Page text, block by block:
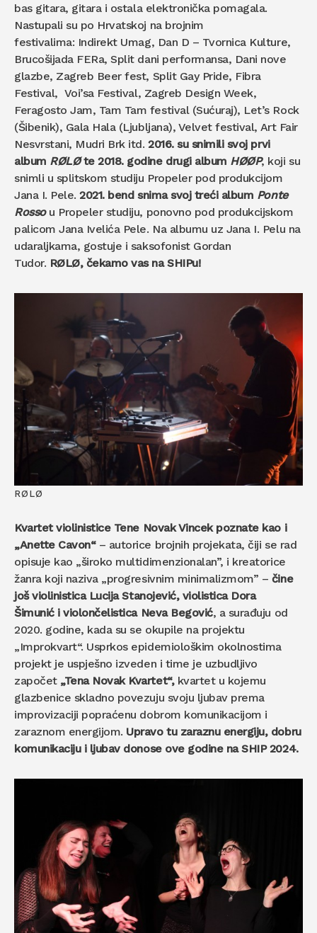
bas gitara, gitara i ostala elektronička pomagala.
Nastupali su po Hrvatskoj na brojnim
festivalima: Indirekt Umag, Dan D – Tvornica Kulture,
Brucošijada FERa, Split dani performansa, Dani nove
glazbe, Zagreb Beer fest, Split Gay Pride, Fibra
Festival, Voi’sa Festival, Zagreb Design Week,
Feragosto Jam, Tam Tam festival (Sućuraj), Let’s Rock
(Šibenik), Gala Hala (Ljubljana), Velvet festival, Art Fair
Nesvrstani, Mudri Brk itd.2016. su snimili svoj prvi
album RØLØte 2018. godine drugi album HØØP, koji su
snimli u splitskom studiju Propeler pod produkcijom
Jana I. Pele.2021. bend snima svoj treći album Ponte
Rossou Propeler studiju, ponovno pod produkcijskom
palicom Jana Ivelića Pele. Na albumu uz Jana I. Pelu na
udaraljkama, gostuje i saksofonist Gordan
Tudor. RØLØ, čekamo vas na SHIPu!
RØLØ
Kvartet violinistice Tene Novak Vincek poznate kao i
„Anette Cavon“ – autorice brojnih projekata, čiji se rad
opisuje kao „široko multidimenzionalan”, i kreatorice
žanra koji naziva „progresivnim minimalizmom” – čine
još violinistica Lucija Stanojević, violistica Dora
Šimunić i violončelistica Neva Begović, a surađuju od
2020. godine, kada su se okupile na projektu
„Improkvart“. Usprkos epidemiološkim okolnostima
projekt je uspješno izveden i time je uzbudljivo
započet „Tena Novak Kvartet“,kvartet u kojemu
glazbenice skladno povezuju svoju ljubav prema
improvizaciji popraćenu dobrom komunikacijom i
zaraznom energijom. Upravo tu zaraznu energiju, dobru
komunikaciju i ljubav donose ove godine na SHIP 2024.